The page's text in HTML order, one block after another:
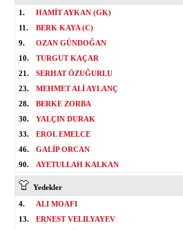
1.
HAMİT AYKAN (GK)
11.
BERK KAYA (C)
9.
OZAN GÜNDOĞAN
10.
TURGUT KAÇAR
21.
SERHAT ÖZUĞURLU
23.
MEHMET ALİ AYLANÇ
28.
BERKE ZORBA
30.
YALÇIN DURAK
33.
EROL EMELCE
46.
GALİP ORCAN
90.
AYETULLAH KALKAN
Yedekler
4.
ALI MOAFI
13.
ERNEST VELILYAYEV